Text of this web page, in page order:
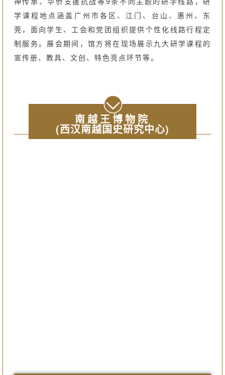
学课程地点涵盖广州市各区、江门、台山、惠州、东
莞，面向学生、工会和党团组织提供个性化线路行程定
制服务。展会期间，馆方将在现场展示九大研学课程的
宣传册、教具、文创、特色亮点环节等。
南越王博物院
(西汉南越国史研究中心)